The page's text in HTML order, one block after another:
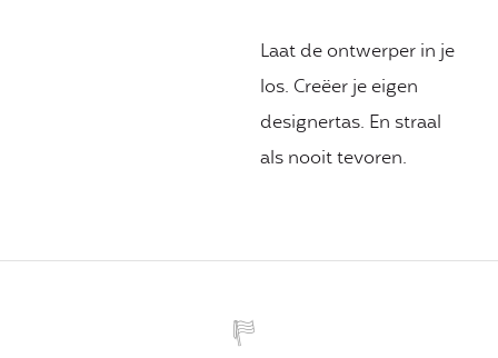
Laat de ontwerper in je
los. Creëer je eigen
designertas. En straal
als nooit tevoren.